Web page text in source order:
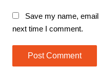
Save my name,
next time I comment.